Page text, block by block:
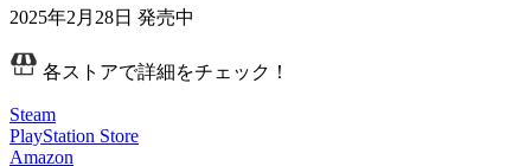
2025年2月28日 発売中
各ストアで詳細をチェック！
Steam
PlayStation Store
Amazon